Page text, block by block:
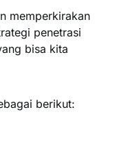
memperkirakan
penetrasi
bisa kita
berikut: